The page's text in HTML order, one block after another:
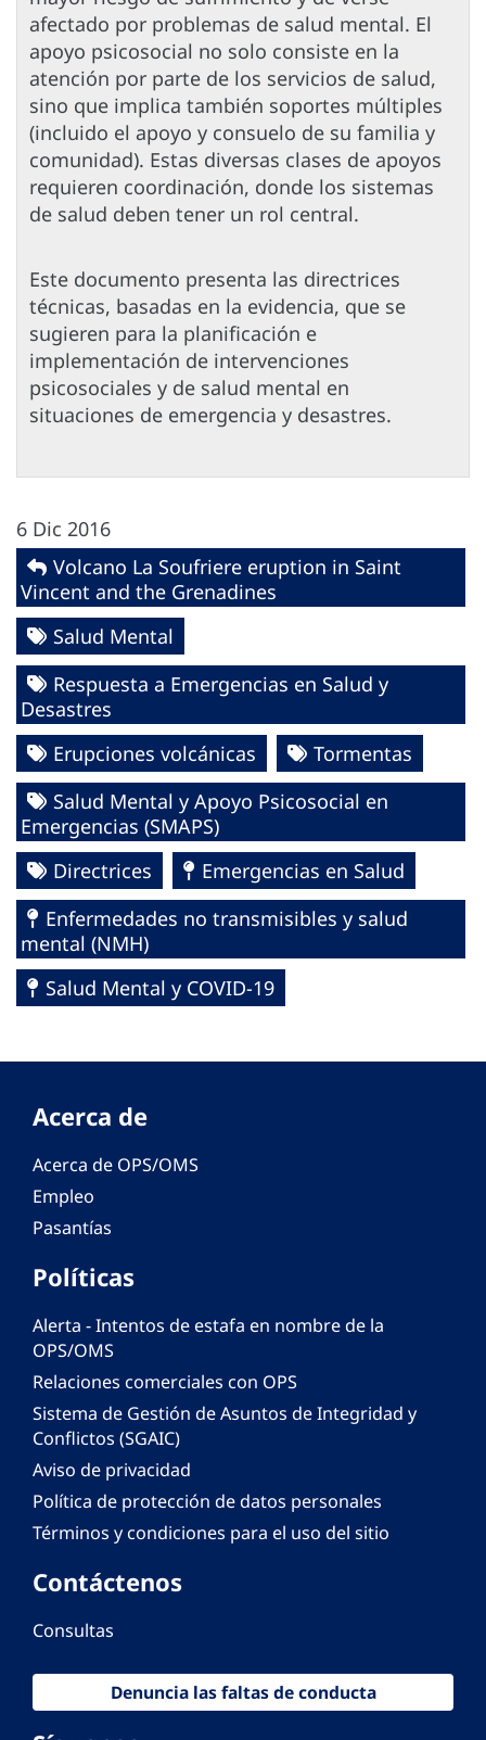
afectado por problemas de salud mental. El
apoyo psicosocial no solo consiste en la
atención por parte de los servicios de salud,
sino que implica también soportes múltiples
(incluido el apoyo y consuelo de su familia y
comunidad). Estas diversas clases de apoyos
requieren coordinación, donde los sistemas
de salud deben tener un rol central.
Este documento presenta las directrices
técnicas, basadas en la evidencia, que se
sugieren para la planificación e
implementación de intervenciones
psicosociales y de salud mental en
situaciones de emergencia y desastres.
6 Dic 2016
Volcano La Soufriere eruption in Saint
Vincent and the Grenadines
Salud Mental
Respuesta a Emergencias en Salud y
Desastres
Erupciones volcánicas
Tormentas
Salud Mental y Apoyo Psicosocial en
Emergencias (SMAPS)
Directrices
Emergencias en Salud
Enfermedades no transmisibles y salud
mental (NMH)
Salud Mental y COVID-19
Acerca de
Acerca de OPS/OMS
Empleo
Pasantías
Políticas
Alerta - Intentos de estafa en nombre de la
OPS/OMS
Relaciones comerciales con OPS
Sistema de Gestión de Asuntos de Integridad y
Conflictos (SGAIC)
Aviso de privacidad
Política de protección de datos personales
Términos y condiciones para el uso del sitio
Contáctenos
Consultas
Denuncia las faltas de conducta